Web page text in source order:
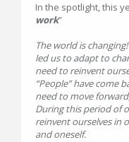
In the spotlight, this
work”
The world is
led us to adapt to
need to reinvent
“People” have come
need to move
During this period of
reinvent ourselves in
and oneself.